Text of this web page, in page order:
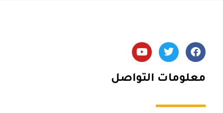
F
a
c
e
o
T
w
i
t
r
Y
o
u
t
u
معلومات التواصل